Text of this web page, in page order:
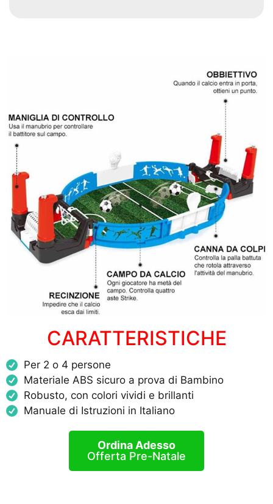
CARATTERISTICHE
Per 2 o 4 persone
Materiale ABS sicuro a prova di Bambino
Robusto, con colori vividi e brillanti
Manuale di Istruzioni in Italiano
Ordina Adesso
Offerta Pre-Natale